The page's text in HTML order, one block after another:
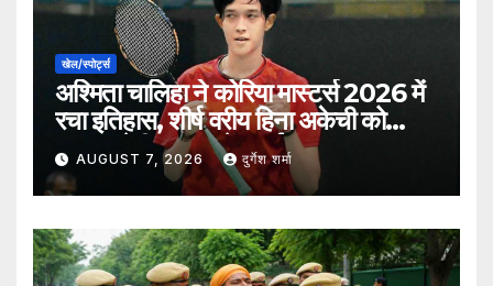
खेल/स्पोर्ट्स
अश्मिता चालिहा ने कोरिया मास्टर्स 2026 में
रचा इतिहास, शीर्ष वरीय हिना अकेची को
हराकर सेमीफाइनल में बनाई जगह
AUGUST 7, 2026 दुर्गेश शर्मा